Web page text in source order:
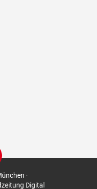
·
Digital